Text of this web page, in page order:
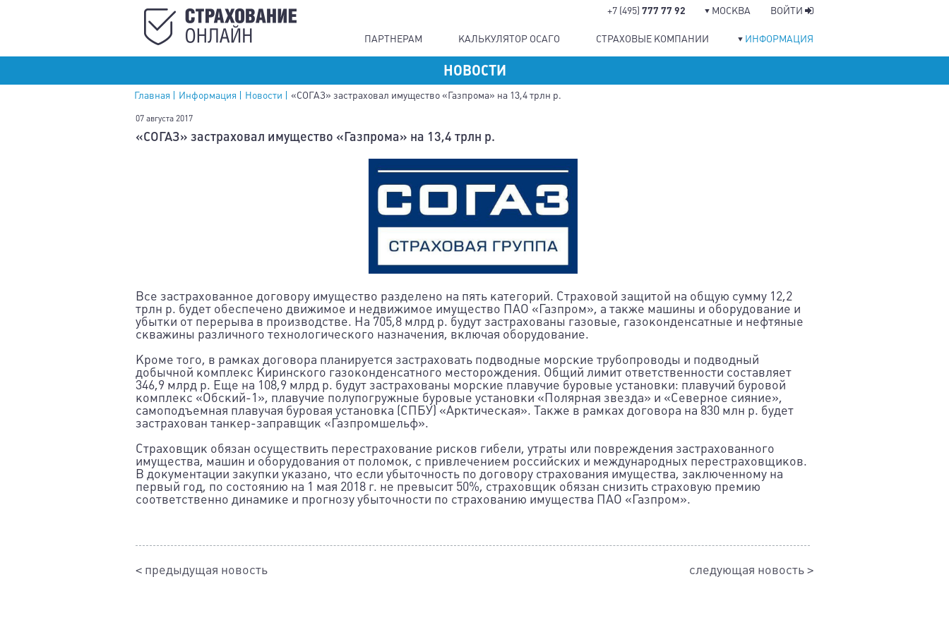
+7 (495) 777 77 92 МОСКВА ВОЙТИ
ПАРТНЕРАМ КАЛЬКУЛЯТОР ОСАГО СТРАХОВЫЕ КОМПАНИИ ИНФОРМАЦИЯ
НОВОСТИ
Главная Информация Новости «СОГАЗ» застраховал имущество «Газпрома» на 13,4 трлн р.
07 августа 2017
«СОГАЗ» застраховал имущество «Газпрома» на 13,4 трлн р.
Все застрахованное договору имущество разделено на пять категорий. Страховой защитой на общую сумму 12,2
трлн р. будет обеспечено движимое и недвижимое имущество ПАО «Газпром», а также машины и оборудование и
убытки от перерыва в производстве. На 705,8 млрд р. будут застрахованы газовые, газоконденсатные и нефтяные
скважины различного технологического назначения, включая оборудование.
Кроме того, в рамках договора планируется застраховать подводные морские трубопроводы и подводный
добычной комплекс Киринского газоконденсатного месторождения. Общий лимит ответственности составляет
346,9 млрд р. Еще на 108,9 млрд р. будут застрахованы морские плавучие буровые установки: плавучий буровой
комплекс «Обский-1», плавучие полупогружные буровые установки «Полярная звезда» и «Северное сияние»,
самоподъемная плавучая буровая установка (СПБУ) «Арктическая». Также в рамках договора на 830 млн р. будет
застрахован танкер-заправщик «Газпромшельф».
Страховщик обязан осуществить перестрахование рисков гибели, утраты или повреждения застрахованного
имущества, машин и оборудования от поломок, с привлечением российских и международных перестраховщиков.
В документации закупки указано, что если убыточность по договору страхования имущества, заключенному на
первый год, по состоянию на 1 мая 2018 г. не превысит 50%, страховщик обязан снизить страховую премию
соответственно динамике и прогнозу убыточности по страхованию имущества ПАО «Газпром».
< предыдущая новость следующая новость >